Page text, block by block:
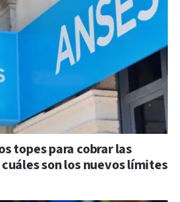
topes para cobrar las
son los nuevos límites